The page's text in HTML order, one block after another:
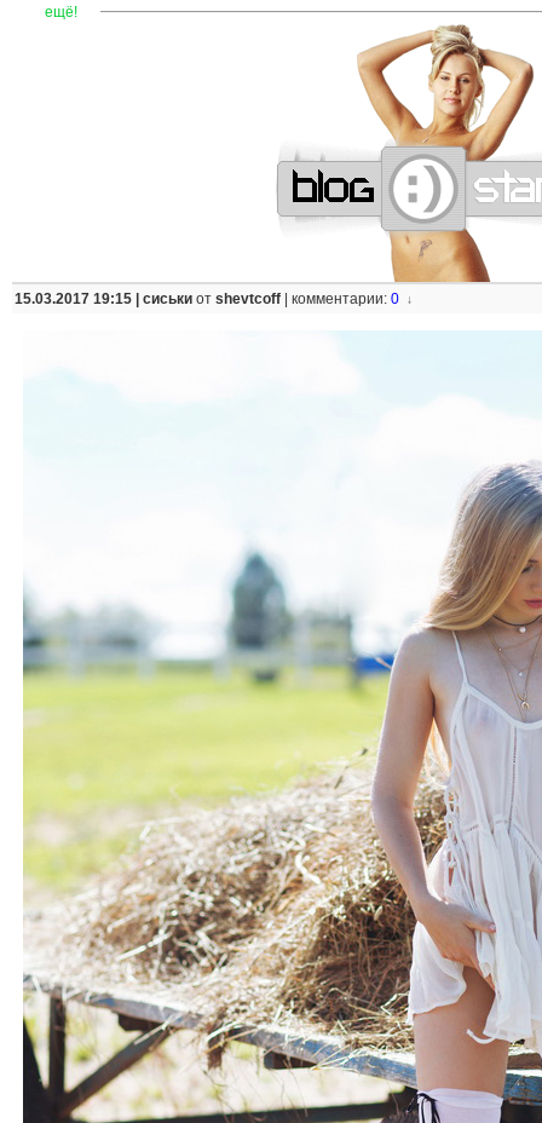
ещё! ——————————————————————
15.03.2017 19:15 | сиськи от shevtcoff комментарии: 0 ↓